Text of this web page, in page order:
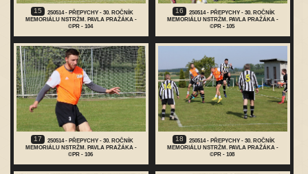
15
250514 - PŘEPYCHY - 30. ROČNÍK
MEMORIÁLU NSTRŽM. PAVLA PRAŽÁKA -
©PR - 104
16
250514 - PŘEPYCHY - 30. ROČNÍK
MEMORIÁLU NSTRŽM. PAVLA PRAŽÁKA -
©PR - 105
17
250514 - PŘEPYCHY - 30. ROČNÍK
MEMORIÁLU NSTRŽM. PAVLA PRAŽÁKA -
©PR - 106
18
250514 - PŘEPYCHY - 30. ROČNÍK
MEMORIÁLU NSTRŽM. PAVLA PRAŽÁKA -
©PR - 108